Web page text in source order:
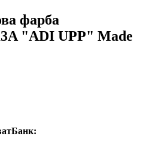
фарба
"ADI UPP" Made